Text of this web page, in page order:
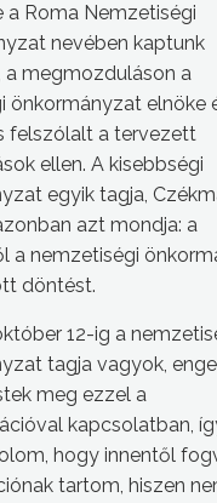
a Roma Nemzetiségi
nevében kaptunk
a megmozduláson a
önkormányzat elnöke
felszólalt a tervezett
ellen. A kisebbségi
egyik tagja,
azt mondja: a
a nemzetiségi
döntést.
12-ig a
tagja vagyok,
meg ezzel a
kapcsolatban,
hogy innentől
tartom, hiszen